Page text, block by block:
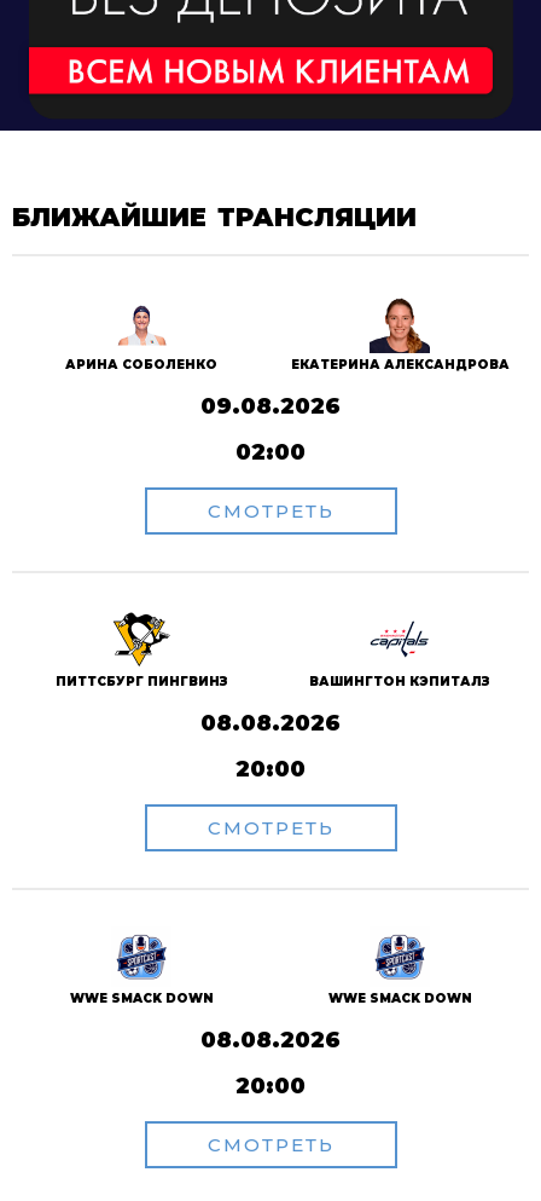
БЛИЖАЙШИЕ ТРАНСЛЯЦИИ
АРИНА СОБОЛЕНКО ЕКАТЕРИНА АЛЕКСАНДРОВА
09.08.2026
02:00
СМОТРЕТЬ
ПИТТСБУРГ ПИНГВИНЗ ВАШИНГТОН КЭПИТАЛЗ
08.08.2026
20:00
СМОТРЕТЬ
WWE SMACK DOWN WWE SMACK DOWN
08.08.2026
20:00
СМОТРЕТЬ